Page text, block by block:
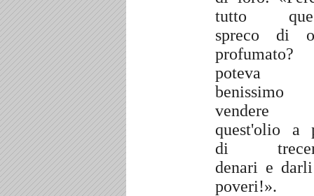
tutto
spreco di
profumato?
poteva
benissimo
vendere
quest'olio a
di
denari e
poveri!».